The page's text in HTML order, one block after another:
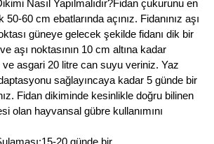
Nasıl Yapılmalıdır?Fidan çukurunu en
60 cm ebatlarında açınız. Fidanınız aşı
güneye gelecek şekilde fidanı dik bir
aşı noktasının 10 cm altına kadar
asgari 20 litre can suyu veriniz. Yaz
sağlayıncaya kadar 5 günde bir
Fidan dikiminde kesinlikle doğru bilinen
olan hayvansal gübre kullanımını
20 günde bir